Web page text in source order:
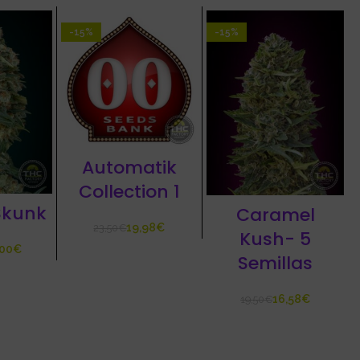
€
-15%
Automatik
Collection 1
€19,98€
-15%
Caramel
Kush- 5
Semillas
€16,58€